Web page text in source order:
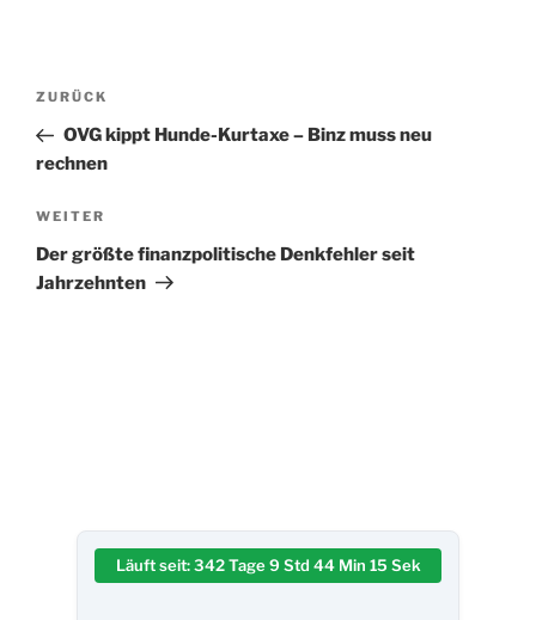
Beitragsnavigation
Vorheriger
Beitrag
ZURÜCK
OVG kippt Hunde-Kurtaxe – Binz muss neu
rechnen
Nächster
Beitrag
WEITER
Der größte finanzpolitische Denkfehler seit
Jahrzehnten
Läuft seit:342 Tage 9 Std 44 Min 16 Sek